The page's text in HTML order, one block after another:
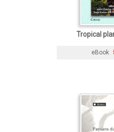
Tropical
eBook